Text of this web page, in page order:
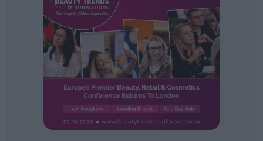
Registrarse
INICIAR SESIÓN
EN